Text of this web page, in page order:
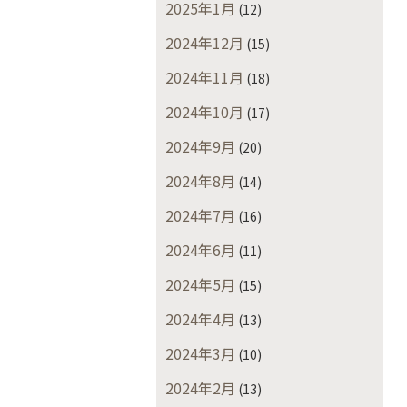
2025年1月 (12)
2024年12月 (15)
2024年11月 (18)
2024年10月 (17)
2024年9月 (20)
2024年8月 (14)
2024年7月 (16)
2024年6月 (11)
2024年5月 (15)
2024年4月 (13)
2024年3月 (10)
2024年2月 (13)